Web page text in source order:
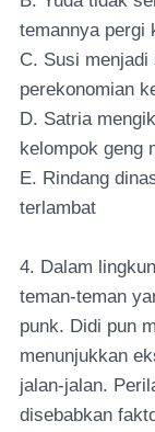
temannya pergi
C. Susi
perekonomian
D. Satria
kelompok geng
E. Rindang
terlambat
4. Dalam
teman-teman
punk. Didi pun
menunjukkan
jalan-jalan.
disebabkan